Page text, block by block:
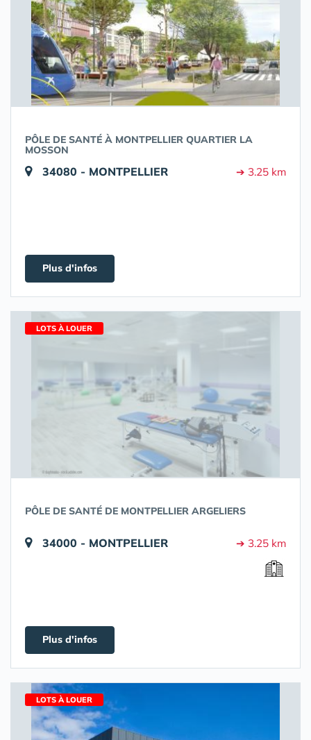
PÔLE DE SANTÉ À MONTPELLIER QUARTIER LA
MOSSON
34080 - MONTPELLIER ➔ 3.25 km
Plus d'infos
LOTS À LOUER
PÔLE DE SANTÉ DE MONTPELLIER ARGELIERS
34000 - MONTPELLIER ➔ 3.25 km
Plus d'infos
LOTS À LOUER